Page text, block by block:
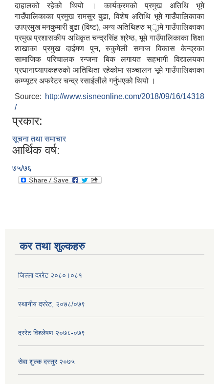
दाहालको रहेको थियो । कार्यक्रमको प्रमुख अतिथि भूमे
गाउँपालिकाका प्रमुख रामसुर बुढा, विशेष अतिथि भूमे गाउँपालिकाका
उपप्रमुख मनकुमारी बुढा (विष्ट), अन्य अतिथिहरु भ्ूामे गाउँपालिकाका
प्रमुख प्रशासकीय अधिकृत चन्द्रसिंह श्रेष्ठ, भूमे गाउँपालिकाका शिक्षा
शाखाका प्रमुख दाईमण पुन, रुकुमेली समाज विकास केन्द्रका
सामाजिक परिचालक रन्जना बिक लगायत सहभागी विद्यालयका
प्रधानाध्यापकहरुको आतिथिता रहेकोमा सञ्चालन भूमे गाउँपालिकाका
कम्प्यूटर अफरेटर चन्द्र रसाईलीले गर्नुभएको थियो ।
Source: http://www.sisneonline.com/2018/09/16/14318
/
प्रकार:
सूचना तथा समाचार
आर्थिक वर्ष:
७५/७६
कर तथा शुल्कहरु
जिल्ला दररेट २०८०।०८१
स्थानीय दररेट, २०७८/०७९
दररेट विश्लेषण २०७८-०७९
सेवा शुल्क दस्तुर २०७५